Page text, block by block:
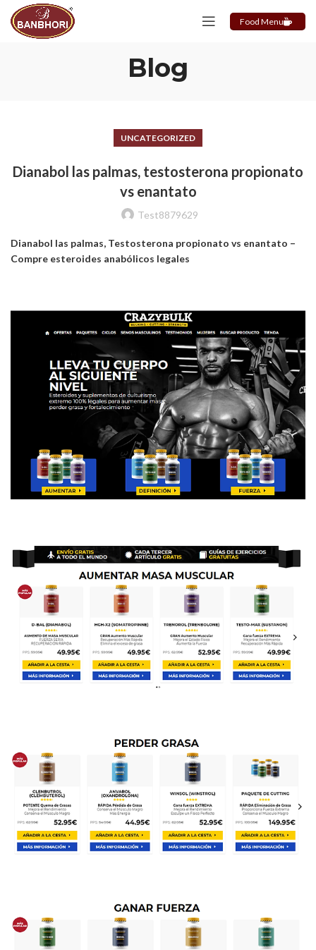
Food Menu
Blog
UNCATEGORIZED
Dianabol las palmas, testosterona propionato
vs enantato
Test8879629
Dianabol las palmas, Testosterona propionato vs enantato –
Compre esteroides anabólicos legales